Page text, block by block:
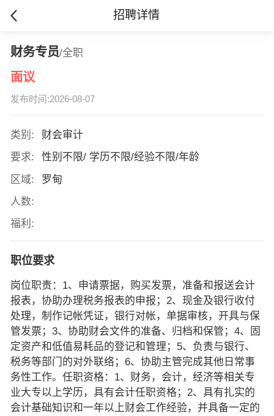
招聘详情
财务专员/全职
面议
发布时间:2026-08-07
类别:
财会审计
要求:
性别不限/ 学历不限/经验不限/年龄
区域:
罗甸
人数:
福利:
职位要求
岗位职责：1、申请票据，购买发票，准备和报送会计
报表，协助办理税务报表的申报；2、现金及银行收付
处理，制作记帐凭证，银行对帐，单据审核，开具与保
管发票；3、协助财会文件的准备、归档和保管；4、固
定资产和低值易耗品的登记和管理；5、负责与银行、
税务等部门的对外联络；6、协助主管完成其他日常事
务性工作。任职资格：1、财务，会计，经济等相关专
业大专以上学历，具有会计任职资格；2、具有扎实的
会计基础知识和一年以上财会工作经验，并具备一定的